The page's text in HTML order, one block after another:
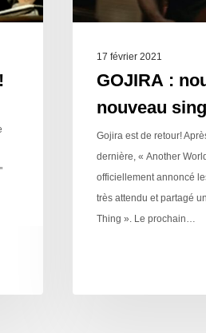
17 février 2021
GOJIRA :
nouveau
Gojira est de retour!
dernière, « Another
officiellement annoncé
très attendu et partagé
Thing ». Le prochain…